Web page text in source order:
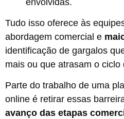
Tudo isso oferece às
abordagem comercial e
identificação de gargalos
mais ou que atrasam o ciclo
Parte do trabalho de uma
online é retirar essas
avanço das etapas